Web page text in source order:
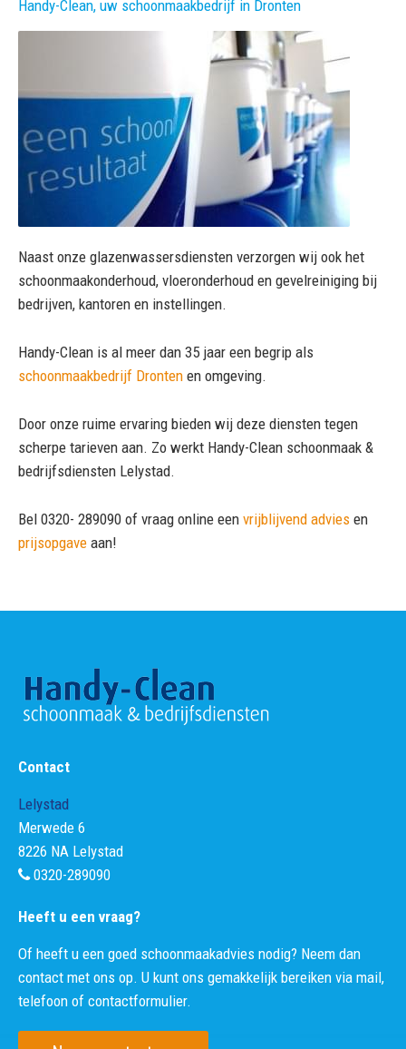
Handy-Clean, uw schoonmaakbedrijf in Dronten
Naast onze glazenwassersdiensten verzorgen wij ook het
schoonmaakonderhoud, vloeronderhoud en gevelreiniging bij
bedrijven, kantoren en instellingen.
Handy-Clean is al meer dan 35 jaar een begrip als
schoonmaakbedrijf Dronten en omgeving.
Door onze ruime ervaring bieden wij deze diensten tegen
scherpe tarieven aan. Zo werkt Handy-Clean schoonmaak &
bedrijfsdiensten Lelystad.
Bel 0320- 289090 of vraag online een vrijblijvend advies en
prijsopgave aan!
Contact
Lelystad
Merwede 6
8226 NA Lelystad
0320-289090
Heeft u een vraag?
Of heeft u een goed schoonmaakadvies nodig? Neem dan
contact met ons op. U kunt ons gemakkelijk bereiken via mail,
telefoon of contactformulier.